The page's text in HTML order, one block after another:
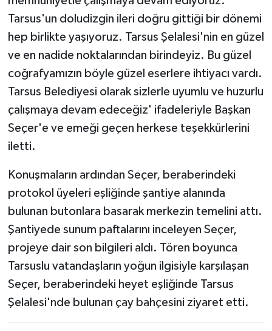
Tarsus'un doludizgin ileri doğru gittiği bir dönemi
hep birlikte yaşıyoruz. Tarsus Şelalesi'nin en güzel
ve en nadide noktalarından birindeyiz. Bu güzel
coğrafyamızın böyle güzel eserlere ihtiyacı vardı.
Tarsus Belediyesi olarak sizlerle uyumlu ve huzurlu
çalışmaya devam edeceğiz' ifadeleriyle Başkan
Seçer'e ve emeği geçen herkese teşekkürlerini
iletti.
Konuşmaların ardından Seçer, beraberindeki
protokol üyeleri eşliğinde şantiye alanında
bulunan butonlara basarak merkezin temelini attı.
Şantiyede sunum paftalarını inceleyen Seçer,
projeye dair son bilgileri aldı. Tören boyunca
Tarsuslu vatandaşların yoğun ilgisiyle karşılaşan
Seçer, beraberindeki heyet eşliğinde Tarsus
Şelalesi'nde bulunan çay bahçesini ziyaret etti.